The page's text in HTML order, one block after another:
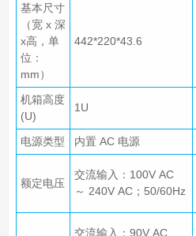
基本尺寸
（宽 x 深
x高，单
位：
mm）
442*220*43.6
机箱高度
(U)
1U
电源类型 内置 AC 电源
额定电压
交流输入：100V AC
～ 240V AC；50/60Hz
交流输入：90V AC